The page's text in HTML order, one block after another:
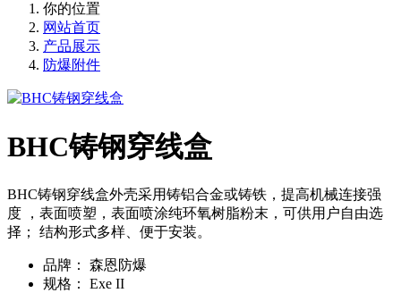
你的位置
网站首页
产品展示
防爆附件
BHC铸钢穿线盒
BHC铸钢穿线盒外壳采用铸铝合金或铸铁，提高机械连接强
度 ，表面喷塑，表面喷涂纯环氧树脂粉末，可供用户自由选
择； 结构形式多样、便于安装。
品牌：
森恩防爆
规格：
Exe II